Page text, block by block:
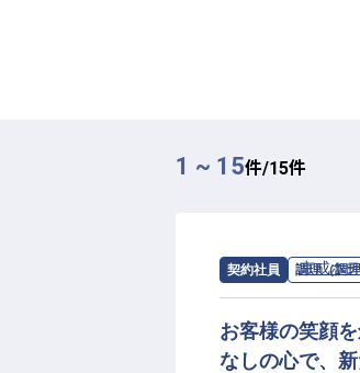
1 ~ 15件/15件
契約社員 調理（調
求人情報：京成ホ
お客様の笑顔
なしの心で、